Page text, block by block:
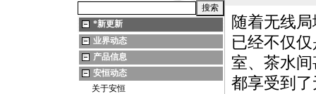
*新更新
业界动态
产品信息
安恒动态
关于安恒
随着无线
已经不仅
室、茶水
都享受到